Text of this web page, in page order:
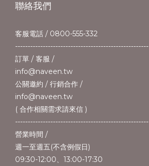
聯絡我們
客服電話 / 0800-555-332
-----------------------------------------------------
訂單 / 客服 /
info@naveen.tw
公關邀約 / 行銷合作 /
info@naveen.tw
( 合作相關需求請來信 )
-----------------------------------------------------
營業時間 /
週一至週五(不含例假日)
09:30-12:00、13:00-17:30